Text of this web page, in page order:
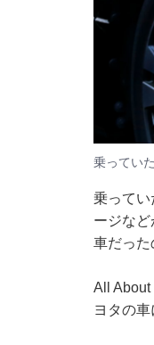
乗ってい
乗って
ージな
車だった
All About
ヨタの